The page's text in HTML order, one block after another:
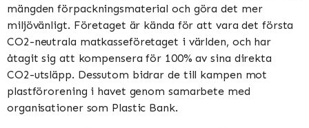
mängden förpackningsmaterial och göra det mer
miljövänligt. Företaget är kända för att vara det första
CO2-neutrala matkasseföretaget i världen, och har
åtagit sig att kompensera för 100% av sina direkta
CO2-utsläpp. Dessutom bidrar de till kampen mot
plastförorening i havet genom samarbete med
organisationer som Plastic Bank.